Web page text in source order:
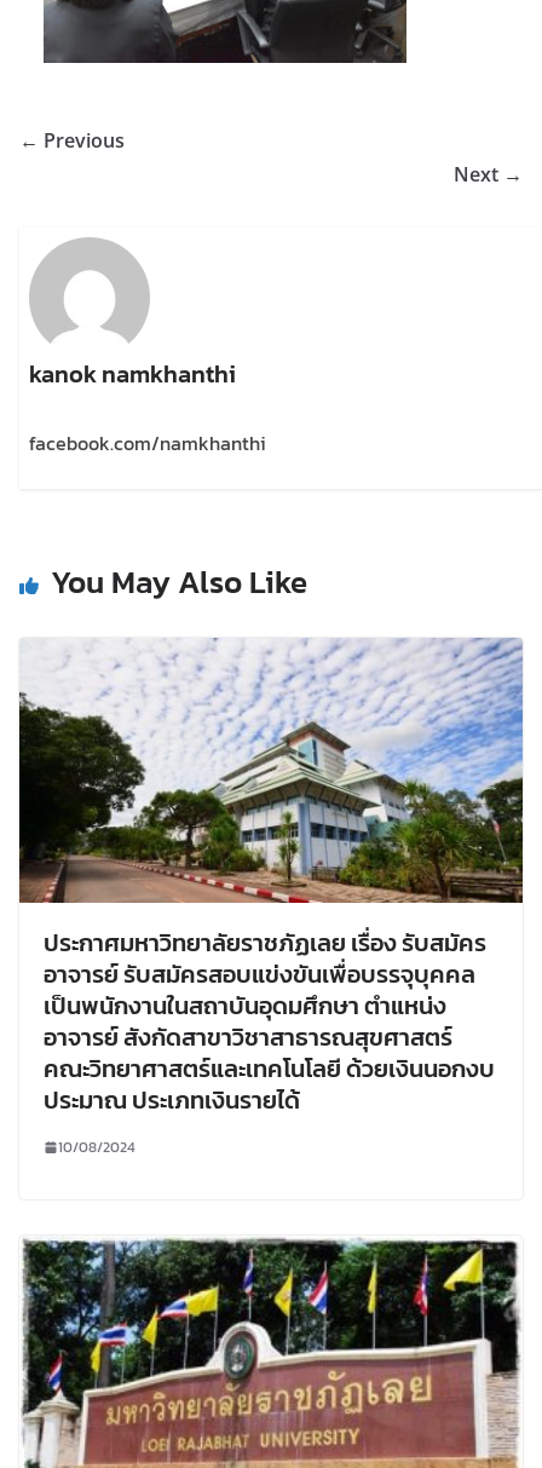
← Previous
Next →
kanok namkhanthi
facebook.com/namkhanthi
You May Also Like
ประกาศมหาวิทยาลัยราชภัฏเลย เรื่อง รับสมัคร
อาจารย์ รับสมัครสอบแข่งขันเพื่อบรรจุบุคคล
เป็นพนักงานในสถาบันอุดมศึกษา ตำแหน่ง
อาจารย์ สังกัดสาขาวิชาสาธารณสุขศาสตร์
คณะวิทยาศาสตร์และเทคโนโลยี ด้วยเงินนอกงบ
ประมาณ ประเภทเงินรายได้
10/08/2024